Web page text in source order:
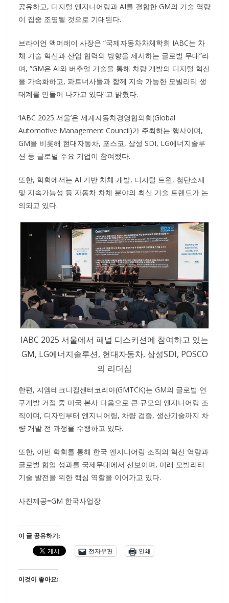
공유하고, 디지털 엔지니어링과 AI를 결합한 GM의 기술 역량
이 집중 조명될 것으로 기대된다.
브라이언 맥머레이 사장은 “국제자동차차체학회 IABC는 차
체 기술 혁신과 산업 협력의 방향을 제시하는 글로벌 무대”라
며, “GM은 AI와 버추얼 기술을 통해 차량 개발의 디지털 혁신
을 가속화하고, 파트너사들과 함께 지속 가능한 모빌리티 생
태계를 만들어 나가고 있다”고 밝혔다.
‘IABC 2025 서울’은 세계자동차경영협의회(Global
Automotive Management Council)가 주최하는 행사이며,
GM을 비롯해 현대자동차, 포스코, 삼성 SDI, LG에너지솔루
션 등 글로벌 주요 기업이 참여했다.
또한, 학회에서는 AI 기반 차체 개발, 디지털 트윈, 첨단소재
및 지속가능성 등 자동차 차체 분야의 최신 기술 트렌드가 논
의되고 있다.
IABC 2025 서울에서 패널 디스커션에 참여하고 있는
GM, LG에너지솔루션, 현대자동차, 삼성SDI, POSCO
의 리더십
한편, 지엠테크니컬센터코리아(GMTCK)는 GM의 글로벌 연
구개발 거점 중 미국 본사 다음으로 큰 규모의 엔지니어링 조
직이며, 디자인부터 엔지니어링, 차량 검증, 생산기술까지 차
량 개발 전 과정을 수행하고 있다.
또한, 이번 학회를 통해 한국 엔지니어링 조직의 혁신 역량과
글로벌 협업 성과를 국제무대에서 선보이며, 미래 모빌리티
기술 발전을 위한 핵심 역할을 이어가고 있다.
사진제공=GM 한국사업장
이 글 공유하기:
전자우편
인쇄
이것이 좋아요: